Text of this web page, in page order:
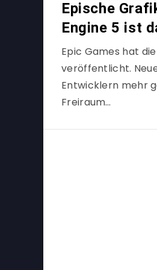
Epische
Engine 5 ist
Epic Games hat
veröffentlicht.
Entwicklern mehr
Freiraum…